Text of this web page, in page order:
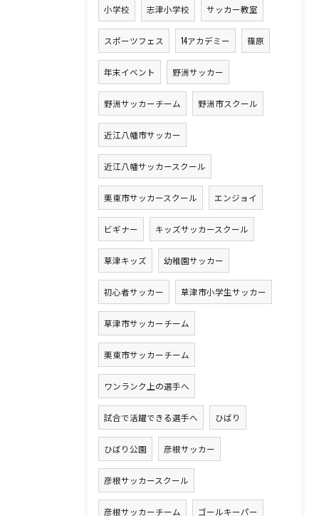
小学校 志津小学校 サッカー教室
スポーツフェス 14アカデミー 篠原
年末イベント 野洲サッカー
野洲サッカーチーム 野洲市スクール
近江八幡市サッカー
近江八幡サッカースクール
栗東市サッカースクール エンジョイ
ビギナー キッズサッカースクール
草津キッズ 幼稚園サッカー
初心者サッカー 草津市小学生サッカー
草津市サッカーチーム
栗東市サッカーチーム
ワンランク上の選手へ
試合で活躍できる選手へ ひばり
ひばり公園 彦根サッカー
彦根サッカースクール
彦根サッカーチーム ゴールキーパー